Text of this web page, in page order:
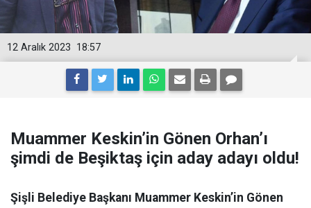
18:57
12 Aralık 2023
Muammer Keskin’in Gönen Orhan’ı
şimdi de Beşiktaş için aday adayı oldu!
Şişli Belediye Başkanı Muammer Keskin’in Gönen